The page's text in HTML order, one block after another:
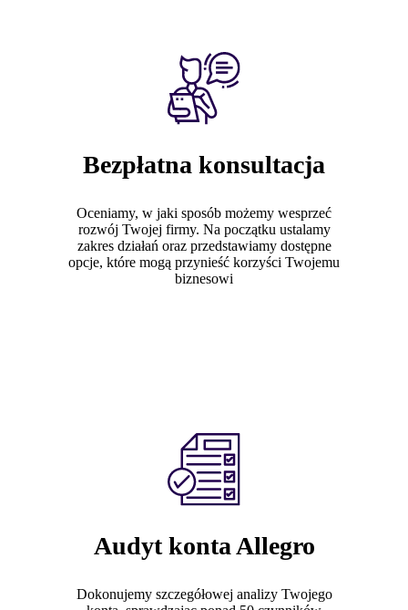
Bezpłatna konsultacja
Oceniamy, w jaki sposób możemy wesprzeć
rozwój Twojej firmy. Na początku ustalamy
zakres działań oraz przedstawiamy dostępne
opcje, które mogą przynieść korzyści Twojemu
biznesowi
Audyt konta Allegro
Dokonujemy szczegółowej analizy Twojego